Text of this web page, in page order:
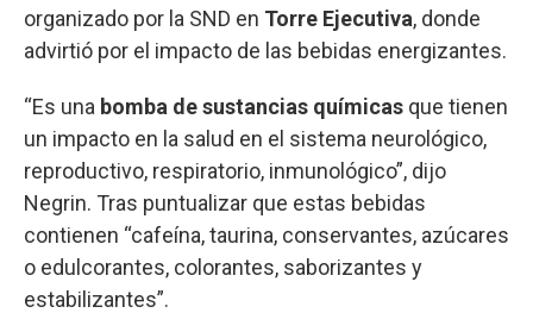
organizado por la SND en Torre Ejecutiva, donde
advirtió por el impacto de las bebidas energizantes.
“Es una bomba de sustancias químicas que tienen
un impacto en la salud en el sistema neurológico,
reproductivo, respiratorio, inmunológico”, dijo
Negrin. Tras puntualizar que estas bebidas
contienen “cafeína, taurina, conservantes, azúcares
o edulcorantes, colorantes, saborizantes y
estabilizantes”.